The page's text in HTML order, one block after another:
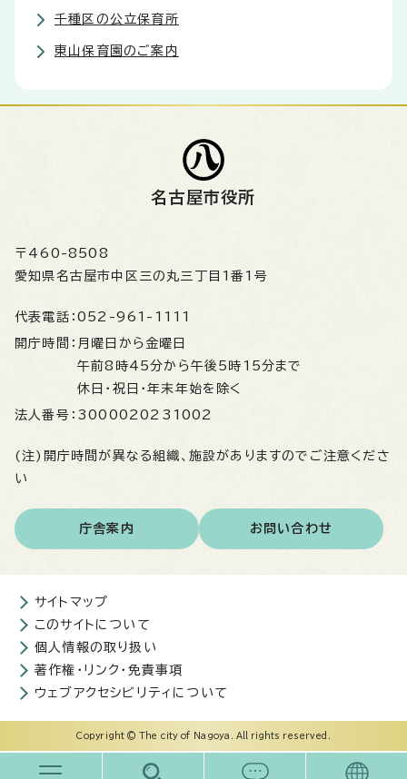
千種区の公立保育所
東山保育園のご案内
名古屋市役所
〒460-8508
愛知県名古屋市中区三の丸三丁目1番1号
代表電話： 052-961-1111
開庁時間： 月曜日から金曜日
午前8時45分から午後5時15分まで
休日・祝日・年末年始を除く
法人番号： 3000020231002
(注)開庁時間が異なる組織、施設がありますのでご注意くださ
い
庁舎案内 お問い合わせ
サイトマップ
このサイトについて
個人情報の取り扱い
著作権・リンク・免責事項
ウェブアクセシビリティについて
Copyright © The city of Nagoya. All rights reserved.